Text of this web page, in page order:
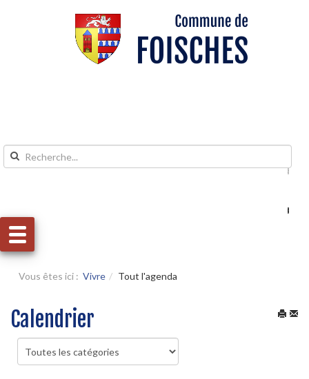
Aller au menu
Vous êtes ici : Vivre Tout l'agenda
Calendrier
Choisissez une catégorie pour filtrer la liste